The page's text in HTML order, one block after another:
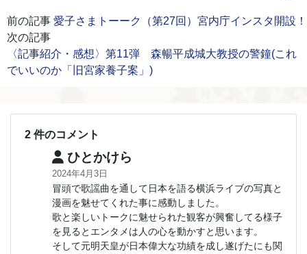
前の記事 愛子さまトーーク（第27回）宮内庁インスタ開設！
次の記事
〈記事紹介・感想〉第11弾 森暢平成城大教授の警鐘(これ
でいいのか「旧宮家養子案」)
2 件のコメント
ひとかけら
2024年4月3日
冒頭で歌謡曲を通して日本を語る横浜ライブの写真と
漫画を魅せてくれた事に感動しました。
歌と楽しいトークに魅せられた観客が興奮してる様子
を見るとエンタメは人の心を動かすと思います。
そして元明天皇が日本偉大な功績を成し遂げたにも関